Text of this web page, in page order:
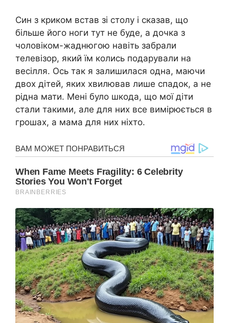
Син з криком встав зі столу і сказав, що
більше його ноги тут не буде, a дочка з
чоловіком-жаднюгою навіть забрали
телевізор, який їм колись подарували на
весілля. Ось так я залишилася одна, маючи
двох дітей, яких хвилював лише спадок, a не
рідна мати. Мені було шкода, що мої діти
стали такими, але для них все вимірюється в
грошах, a мама для них ніхто.